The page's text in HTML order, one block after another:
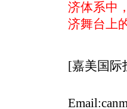
济体系中
济舞台上
[嘉美国际